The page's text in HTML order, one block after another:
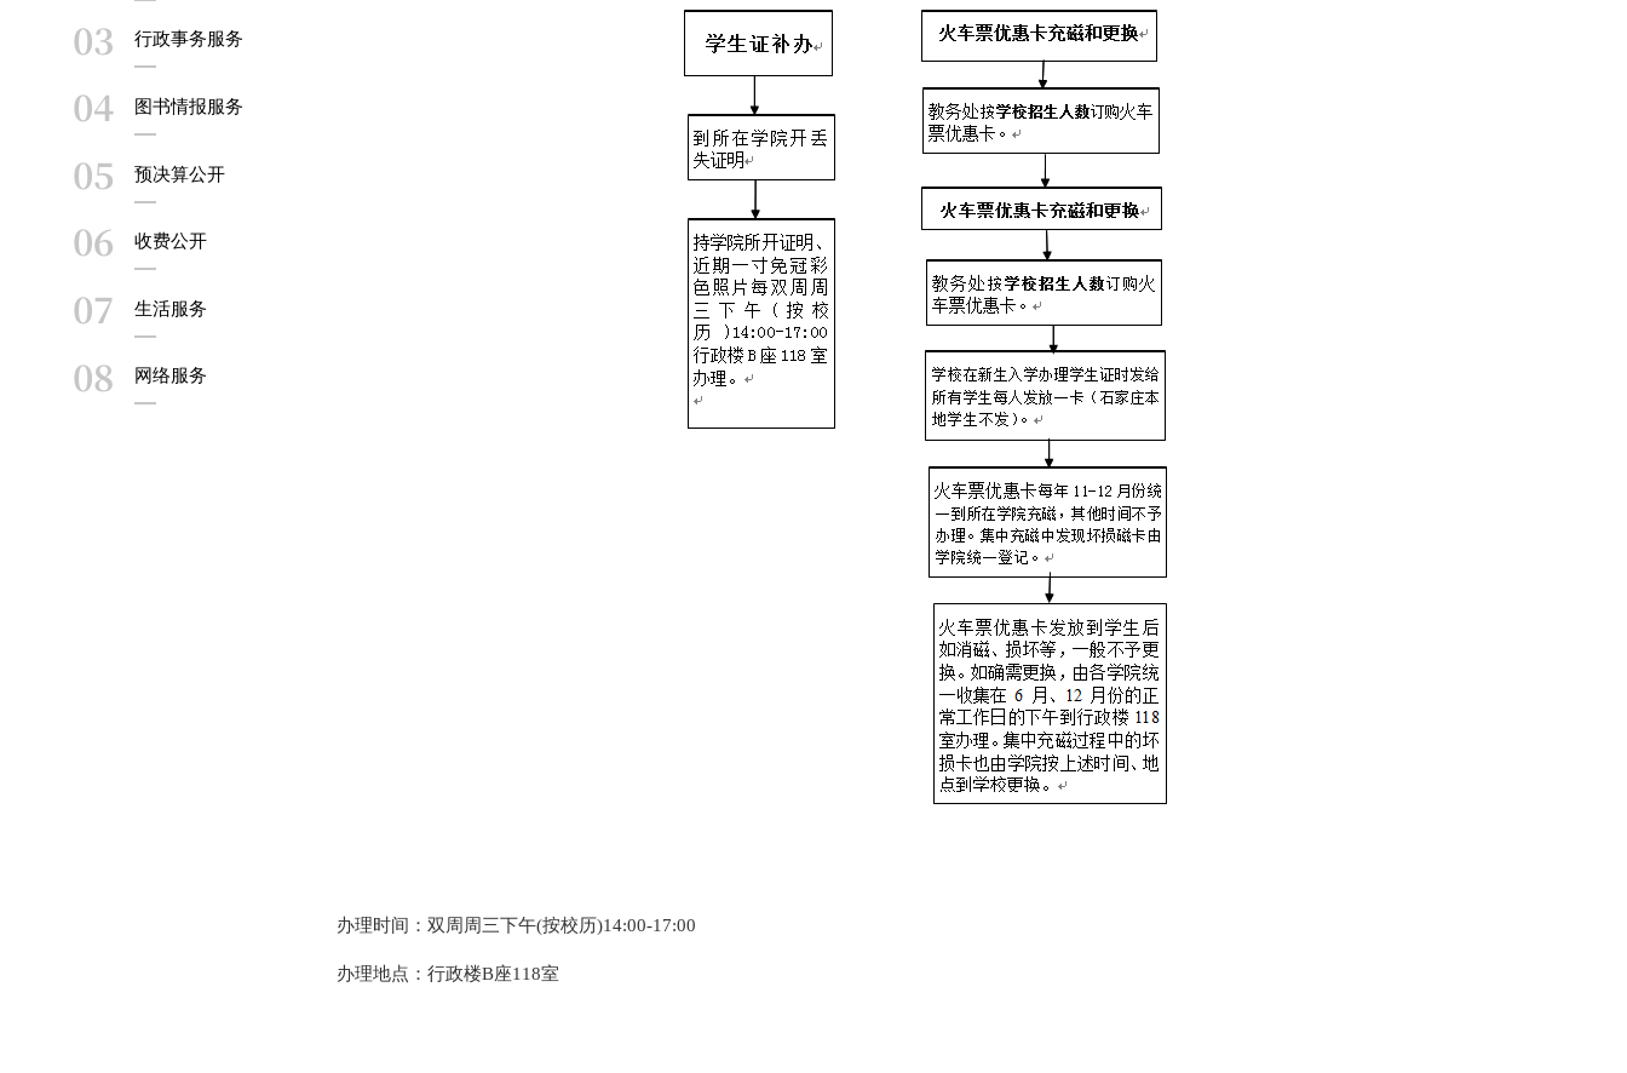
03 行政事务服务
04 图书情报服务
05 预决算公开
06 收费公开
07 生活服务
08 网络服务
办理时间：双周周三下午(按校历)14:00-17:00
办理地点：行政楼B座118室